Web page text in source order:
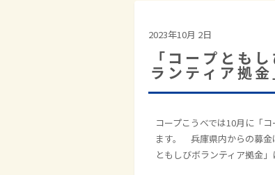
2023年10月 2日
「コープとも
ランティア拠
コープこうべでは10月に「
ます。 兵庫県内からの募金
ともしびボランティア拠金